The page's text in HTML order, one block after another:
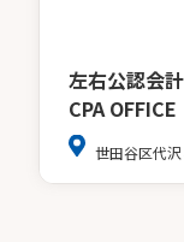
左右公認会
CPA OFFICE
世田谷区代